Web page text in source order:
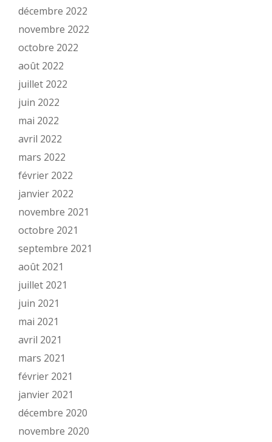
décembre 2022
novembre 2022
octobre 2022
août 2022
juillet 2022
juin 2022
mai 2022
avril 2022
mars 2022
février 2022
janvier 2022
novembre 2021
octobre 2021
septembre 2021
août 2021
juillet 2021
juin 2021
mai 2021
avril 2021
mars 2021
février 2021
janvier 2021
décembre 2020
novembre 2020